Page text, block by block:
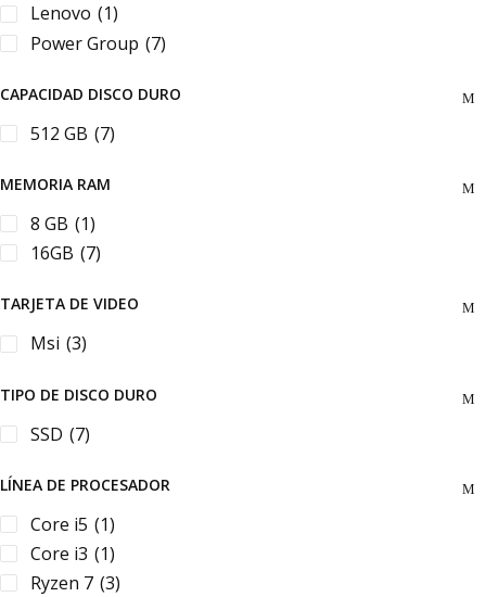
Lenovo (1)
Power Group (7)
CAPACIDAD DISCO DURO
512 GB (7)
MEMORIA RAM
8 GB (1)
16GB (7)
TARJETA DE VIDEO
Msi (3)
TIPO DE DISCO DURO
SSD (7)
LÍNEA DE PROCESADOR
Core i5 (1)
Core i3 (1)
Ryzen 7 (3)